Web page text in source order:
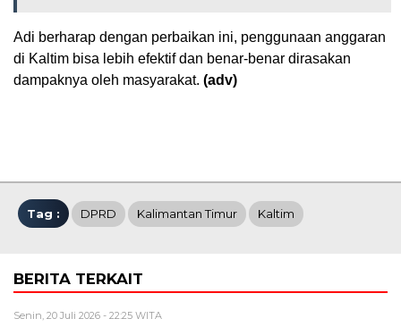
Adi berharap dengan perbaikan ini, penggunaan anggaran
di Kaltim bisa lebih efektif dan benar-benar dirasakan
dampaknya oleh masyarakat. (adv)
Tag : DPRD Kalimantan Timur Kaltim
BERITA TERKAIT
Senin, 20 Juli 2026 - 22:25 WITA